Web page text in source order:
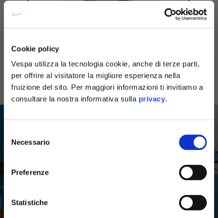
Cookie policy
Vespa utilizza la tecnologia cookie, anche di terze parti,
per offrire al visitatore la migliore esperienza nella
fruizione del sito. Per maggiori informazioni ti invitiamo a
consultare la nostra informativa sulla privacy.
delNecessario
Preferenze
Statistiche
Vespa 80
€279.00